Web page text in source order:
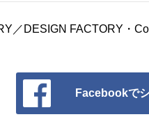
／DESIGN FACTORY・
Facebookで